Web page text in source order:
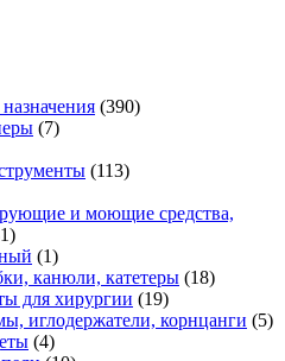
(390)
(7)
(113)
и моющие средства,
(1)
канюли, катетеры (18)
для хирургии (19)
иглодержатели, корнцанги (5)
(4)